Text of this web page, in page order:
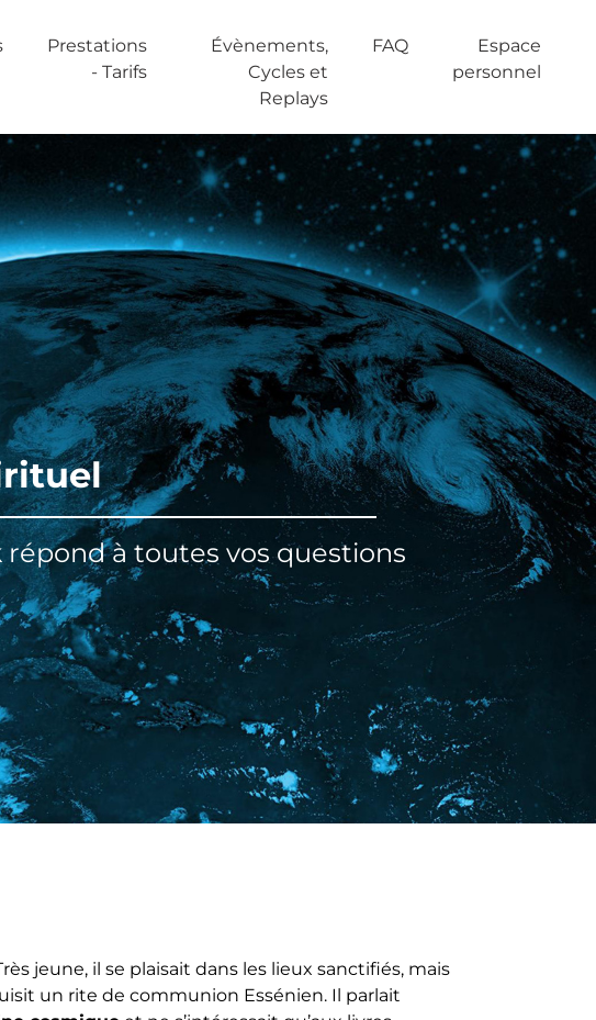
Prestations
- Tarifs
Évènements,
Cycles et
Replays
FAQ
Espace
personnel
à toutes vos questions
jeune, il se plaisait dans les lieux sanctifiés, mais
un rite de communion Essénien. Il parlait